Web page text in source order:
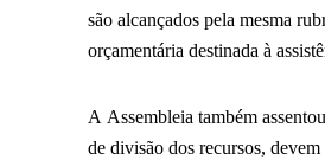
são alcançados pela mesma
orçamentária destinada à
A Assembleia também
de divisão dos recursos, devem